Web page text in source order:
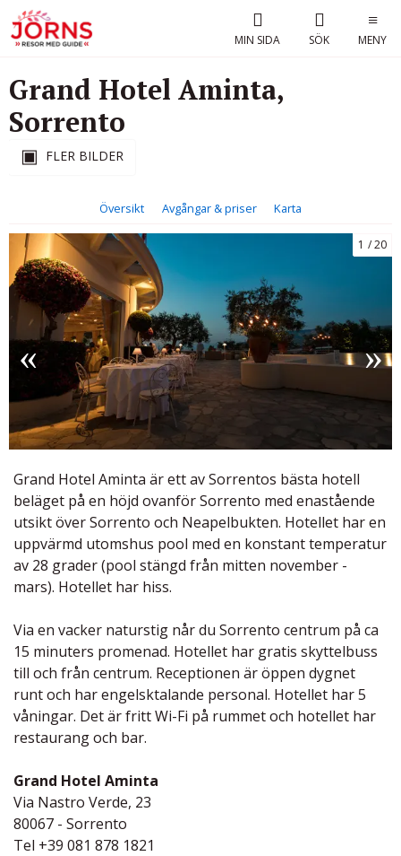
MIN SIDA SÖK MENY
Grand Hotel Aminta,
Sorrento
FLER BILDER
Översikt Avgångar & priser Karta
1 20
Grand Hotel Aminta är ett av Sorrentos bästa hotell
beläget på en höjd ovanför Sorrento med enastående
utsikt över Sorrento och Neapelbukten. Hotellet har en
uppvärmd utomshus pool med en konstant temperatur
av 28 grader (pool stängd från mitten november -
mars). Hotellet har hiss.
Via en vacker naturstig når du Sorrento centrum på ca
15 minuters promenad. Hotellet har gratis skyttelbuss
till och från centrum. Receptionen är öppen dygnet
runt och har engelsktalande personal. Hotellet har 5
våningar. Det är fritt Wi-Fi på rummet och hotellet har
restaurang och bar.
Grand Hotel Aminta
Via Nastro Verde, 23
80067 - Sorrento
Tel +39 081 878 1821